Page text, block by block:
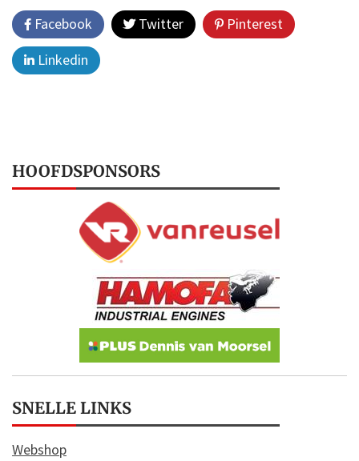
Facebook Twitter
Pinterest
Linkedin
HOOFDSPONSORS
SNELLE LINKS
Webshop